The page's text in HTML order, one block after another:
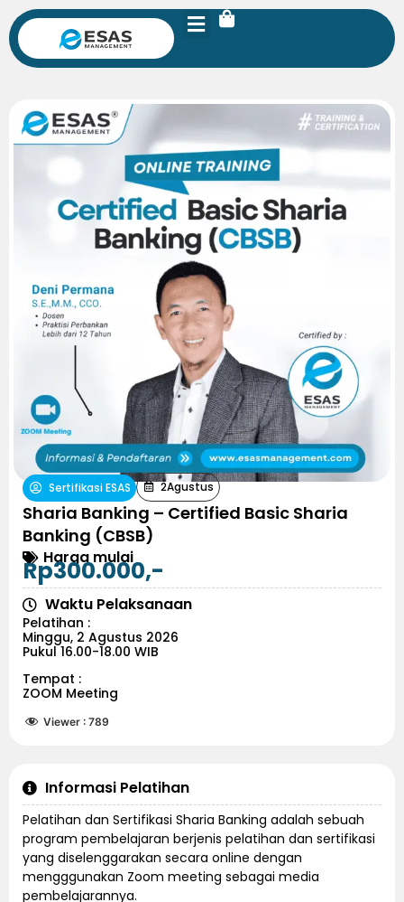
Sertifikasi ESAS 2Agustus
Sharia Banking – Certified Basic Sharia
Banking (CBSB)
Harga mulai
Rp300.000,-
Waktu Pelaksanaan
Pelatihan :
Minggu, 2 Agustus 2026
Pukul 16.00-18.00 WIB
Tempat :
ZOOM Meeting
Viewer : 789
Informasi Pelatihan
Pelatihan dan Sertifikasi Sharia Banking adalah sebuah
program pembelajaran berjenis pelatihan dan sertifikasi
yang diselenggarakan secara online dengan
mengggunakan Zoom meeting sebagai media
pembelajarannya.